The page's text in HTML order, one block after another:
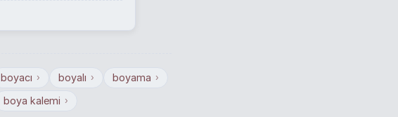
boyacı › boyalı › boyama ›
boya kalemi ›